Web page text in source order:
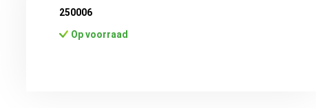
250006
Op voorraad